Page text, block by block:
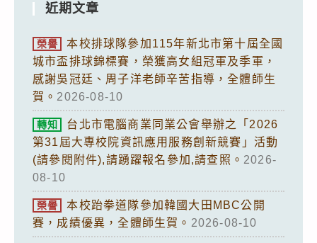
近期文章
榮譽
本校排球隊參加115年新北市第十屆全國
城市盃排球錦標賽，榮獲高女組冠軍及季軍，
感謝吳冠廷、周子洋老師辛苦指導，全體師生
賀。 2026-08-10
轉知
台北市電腦商業同業公會舉辦之「2026
第31屆大專校院資訊應用服務創新競賽」活動
(請參閱附件),請踴躍報名參加,請查照。 2026-
08-10
榮譽
本校跆拳道隊參加韓國大田MBC公開
賽，成績優異，全體師生賀。 2026-08-10